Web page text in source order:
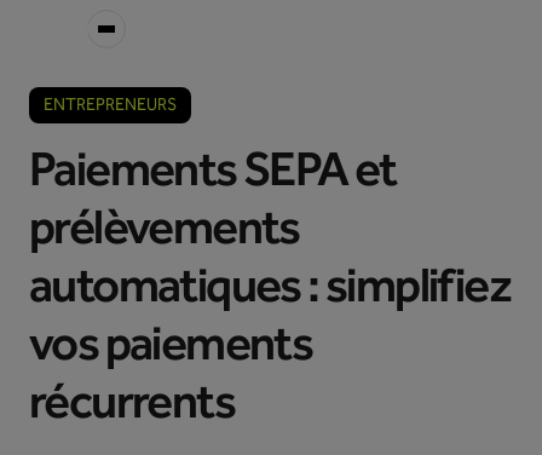
ENTREPRENEURS
Paiements SEPA et
prélèvements
automatiques : simplifiez
vos paiements
récurrents